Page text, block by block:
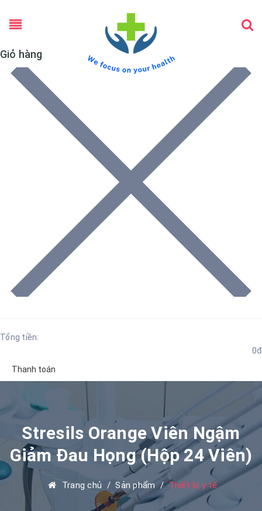
Giỏ hàng
Tổng tiền:
0đ
Thanh toán
Stresils Orange Viên Ngậm
Giảm Đau Họng (Hộp 24 Viên)
Trang chủ / Sản phẩm / Thiết bị y tế